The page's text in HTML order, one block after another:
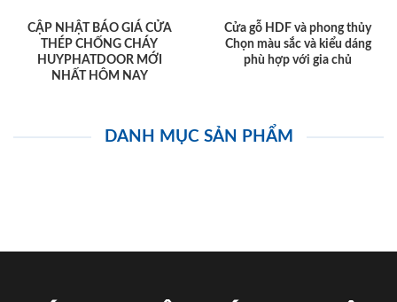
CẬP NHẬT BÁO GIÁ CỬA
THÉP CHỐNG CHÁY
HUYPHATDOOR MỚI
NHẤT HÔM NAY
Cửa gỗ HDF và phong thủy
Chọn màu sắc và kiểu dáng
phù hợp với gia chủ
DANH MỤC SẢN PHẨM